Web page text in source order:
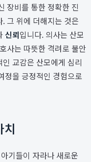
장비를 통한 정확한 진
그 위에 더해지는 것은
신뢰입니다. 의사는 산모
사는 따뜻한 격려로 불안
교감은 산모에게 심리
정을 긍정적인 경험으로
치
기들이 자라나 새로운